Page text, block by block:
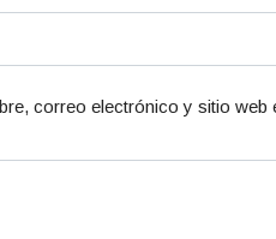
correo electrónico y sitio